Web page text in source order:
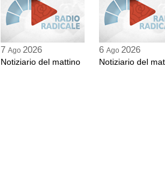
7 Ago 2026
Notiziario del mattino
6 Ago 2026
Notiziario del